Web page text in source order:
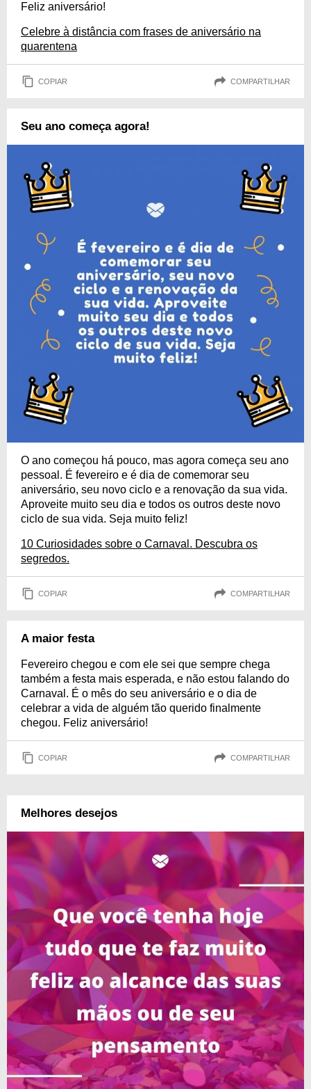
Feliz aniversário!
Celebre à distância com frases de aniversário na
quarentena
COPIAR COMPARTILHAR
Seu ano começa agora!
O ano começou há pouco, mas agora começa seu ano
pessoal. É fevereiro e é dia de comemorar seu
aniversário, seu novo ciclo e a renovação da sua vida.
Aproveite muito seu dia e todos os outros deste novo
ciclo de sua vida. Seja muito feliz!
10 Curiosidades sobre o Carnaval. Descubra os
segredos.
COPIAR COMPARTILHAR
A maior festa
Fevereiro chegou e com ele sei que sempre chega
também a festa mais esperada, e não estou falando do
Carnaval. É o mês do seu aniversário e o dia de
celebrar a vida de alguém tão querido finalmente
chegou. Feliz aniversário!
COPIAR COMPARTILHAR
Melhores desejos